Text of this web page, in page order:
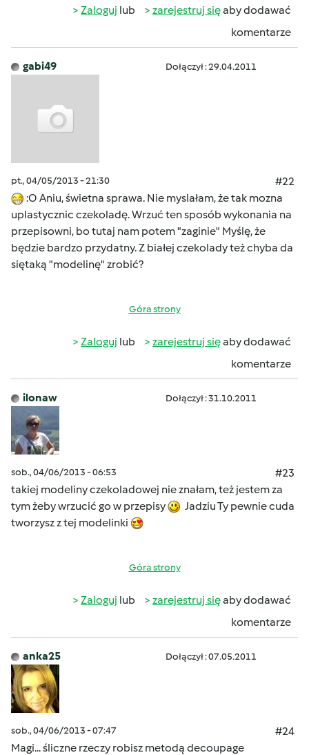
Zaloguj lub zarejestruj sięaby dodawać
komentarze
gabi49 Dołączył : 29.04.2011
pt., 04/05/2013 - 21:30
#22
:O Aniu, świetna sprawa. Nie myslałam, że tak mozna
uplastycznic czekoladę. Wrzuć ten sposób wykonania na
przepisowni, bo tutaj nam potem "zaginie" Myślę, że
będzie bardzo przydatny. Z białej czekolady też chyba da
siętaką "modelinę" zrobić?
Góra strony
Zaloguj lub zarejestruj sięaby dodawać
komentarze
ilonaw Dołączył : 31.10.2011
sob., 04/06/2013 - 06:53
#23
takiej modeliny czekoladowej nie znałam, też jestem za
tym żeby wrzucić go w przepisy
Jadziu Ty pewnie cuda
tworzysz z tej modelinki
Góra strony
Zaloguj lub zarejestruj sięaby dodawać
komentarze
anka25 Dołączył : 07.05.2011
sob., 04/06/2013 - 07:47
#24
Magi... śliczne rzeczy robisz metodą decoupage